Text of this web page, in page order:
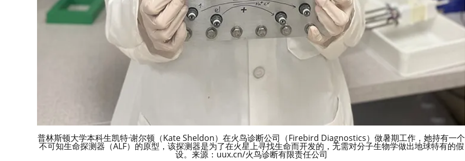
普林斯顿大学本科生凯特·谢尔顿（Kate Sheldon）在火鸟诊断公司（Firebird Diagnostics）做暑期工作，她持有一个
不可知生命探测器（ALF）的原型，该探测器是为了在火星上寻找生命而开发的，无需对分子生物学做出地球特有的假
设。来源：uux.cn/火鸟诊断有限责任公司